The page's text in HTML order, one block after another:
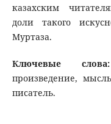
казахским
доли такого
Муртаза.
Ключевые
произведение,
писатель.